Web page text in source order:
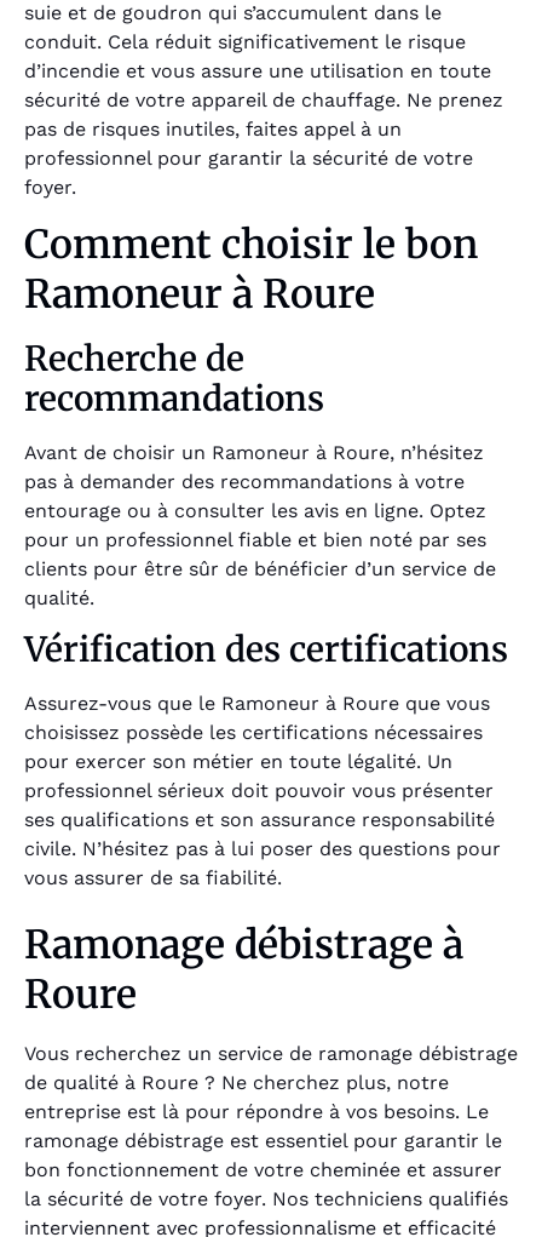
suie et de goudron qui s’accumulent dans le
conduit. Cela réduit significativement le risque
d’incendie et vous assure une utilisation en toute
sécurité de votre appareil de chauffage. Ne prenez
pas de risques inutiles, faites appel à un
professionnel pour garantir la sécurité de votre
foyer.
Comment choisir le bon
Ramoneur à Roure
Recherche de
recommandations
Avant de choisir un Ramoneur à Roure, n’hésitez
pas à demander des recommandations à votre
entourage ou à consulter les avis en ligne. Optez
pour un professionnel fiable et bien noté par ses
clients pour être sûr de bénéficier d’un service de
qualité.
Vérification des certifications
Assurez-vous que le Ramoneur à Roure que vous
choisissez possède les certifications nécessaires
pour exercer son métier en toute légalité. Un
professionnel sérieux doit pouvoir vous présenter
ses qualifications et son assurance responsabilité
civile. N’hésitez pas à lui poser des questions pour
vous assurer de sa fiabilité.
Ramonage débistrage à
Roure
Vous recherchez un service de ramonage débistrage
de qualité à Roure ? Ne cherchez plus, notre
entreprise est là pour répondre à vos besoins. Le
ramonage débistrage est essentiel pour garantir le
bon fonctionnement de votre cheminée et assurer
la sécurité de votre foyer. Nos techniciens qualifiés
interviennent avec professionnalisme et efficacité